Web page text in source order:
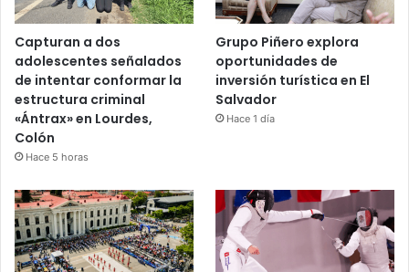
Capturan a dos
adolescentes señalados
de intentar conformar la
estructura criminal
«Ántrax» en Lourdes,
Colón
Hace 5 horas
Grupo Piñero explora
oportunidades de
inversión turística en El
Salvador
Hace 1 día